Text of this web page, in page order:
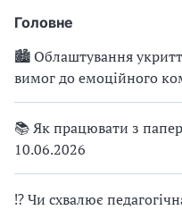
Головне
🏙 Облаштування
вимог до емоційного
📚 Як працювати з
10.06.2026
⁉ Чи схвалює